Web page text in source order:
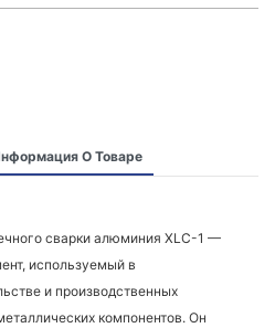
О Товаре
сварки алюминия XLC-1 —
используемый в
и производственных
компонентов. Он